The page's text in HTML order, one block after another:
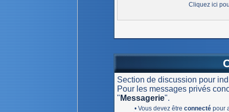
Cliquez ici
Section de discussion pour
Pour les messages privés
" Messagerie".
• Vous devez être connectépour